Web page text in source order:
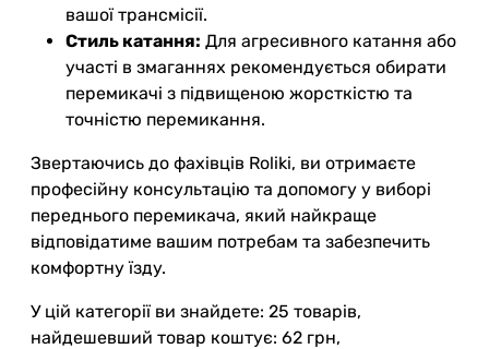
вашої трансмісії.
Стиль катання: Для агресивного катання або
участі в змаганнях рекомендується обирати
перемикачі з підвищеною жорсткістю та
точністю перемикання.
Звертаючись до фахівців Roliki, ви отримаєте
професійну консультацію та допомогу у виборі
переднього перемикача, який найкраще
відповідатиме вашим потребам та забезпечить
комфортну їзду.
У цій категорії ви знайдете: 25 товарів,
найдешевший товар коштує: 62 грн,